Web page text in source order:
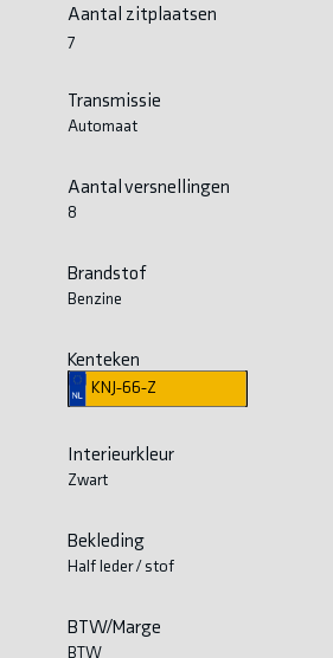
Aantal zitplaatsen
7
Transmissie
Automaat
Aantal versnellingen
8
Brandstof
Benzine
Kenteken
KNJ-66-Z
Interieurkleur
Zwart
Bekleding
Half leder / stof
BTW/Marge
BTW